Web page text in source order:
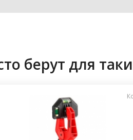
берут для